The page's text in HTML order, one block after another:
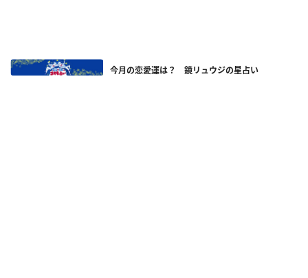
今月の恋愛運は？ 鏡リュウジの星占い